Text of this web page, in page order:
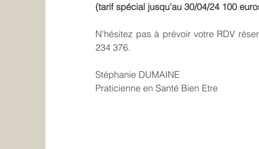
(tarif spécial jusqu'au 30/04/24 100
N'hésitez pas à prévoir votre RDV
234 376.
Stéphanie DUMAINE
Praticienne en Santé Bien Etre